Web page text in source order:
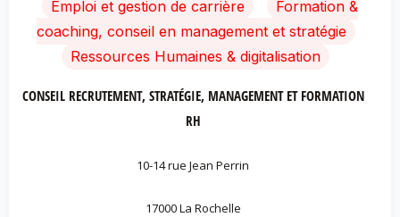
Emploi et gestion de carrière
Formation &
coaching, conseil en management et stratégie
Ressources Humaines & digitalisation
CONSEIL RECRUTEMENT, STRATÉGIE, MANAGEMENT ET FORMATION
RH
10-14 rue Jean Perrin
17000 La Rochelle